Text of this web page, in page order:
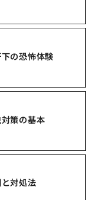
の恐怖体験
策の基本
対処法